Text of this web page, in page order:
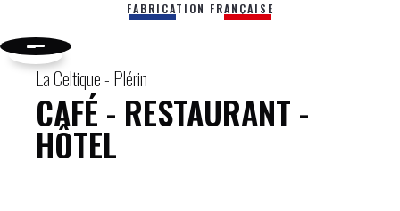
FABRICATION FRANÇAISE
La Celtique - Plérin
CAFÉ - RESTAURANT -
HÔTEL